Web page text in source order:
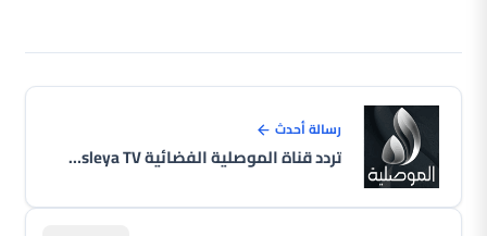
رسالة أحدث
تردد قناة الموصلية الفضائية Al Mawsleya TV الجديد على النايل سات 2026